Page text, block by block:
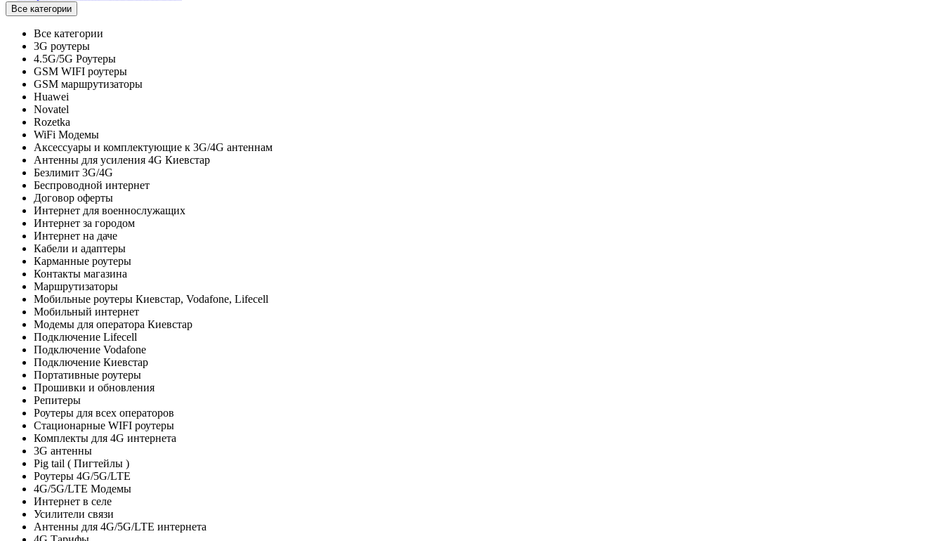
Все категории
Все категории
3G роутеры
4.5G/5G Роутеры
GSM WIFI роутеры
GSM маршрутизаторы
Huawei
Novatel
Rozetka
WiFi Модемы
Аксессуары и комплектующие к 3G/4G антеннам
Антенны для усиления 4G Киевстар
Безлимит 3G/4G
Беспроводной интернет
Договор оферты
Интернет для военнослужащих
Интернет за городом
Интернет на даче
Кабели и адаптеры
Карманные роутеры
Контакты магазина
Маршрутизаторы
Мобильные роутеры Киевстар, Vodafone, Lifecell
Мобильный интернет
Модемы для оператора Киевстар
Подключение Lifecell
Подключение Vodafone
Подключение Киевстар
Портативные роутеры
Прошивки и обновления
Репитеры
Роутеры для всех операторов
Стационарные WIFI роутеры
Комплекты для 4G интернета
3G антенны
Pig tail ( Пигтейлы )
Роутеры 4G/5G/LTE
4G/5G/LTE Модемы
Интернет в селе
Усилители связи
Антенны для 4G/5G/LTE интернета